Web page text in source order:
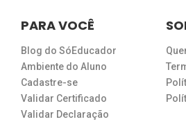
PARA VOCÊ
Blog do SóEducador
Ambiente do Aluno
Cadastre-se
Validar Certificado
Validar Declaração